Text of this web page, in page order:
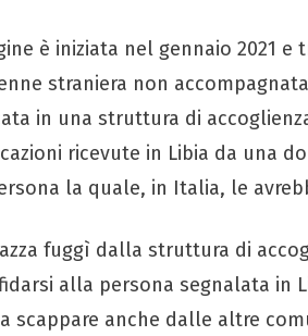
è iniziata nel gennaio 2021
straniera non
in una struttura di
ricevute in Libia da una
la quale, in Italia, le
fuggì dalla struttura di
alla persona segnalata in
scappare anche dalle altre